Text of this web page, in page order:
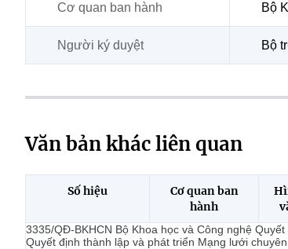
Cơ quan ban hành Bộ
Người ký duyệt Bộ
Văn bản khác liên quan
Số hiệu
Cơ quan ban
hành
3335/QĐ-BKHCN Bộ Khoa học và Công nghệ Quyết
Quyết định thành lập và phát triển Mạng lưới